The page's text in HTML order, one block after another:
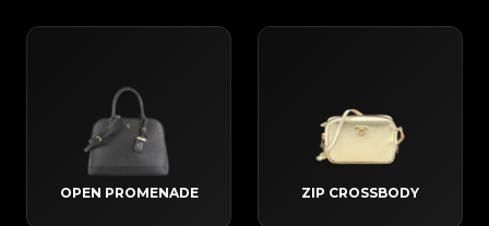
OPEN PROMENADE ZIP CROSSBODY